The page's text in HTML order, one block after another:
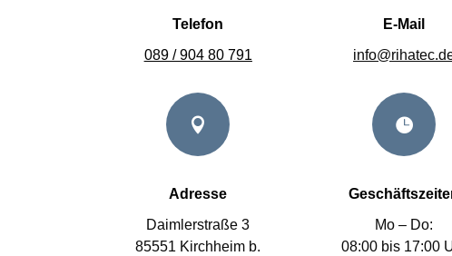
Telefon
089 / 904 80 791

Adresse
Daimlerstraße 3
85551 Kirchheim b.
E-Mail

Mo – Do:
08:00 bis 17:00